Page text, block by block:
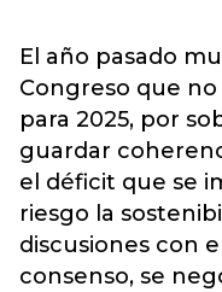
El año pasado
Congreso que
para 2025, por
guardar
el déficit que se
riesgo la
discusiones con
consenso, se